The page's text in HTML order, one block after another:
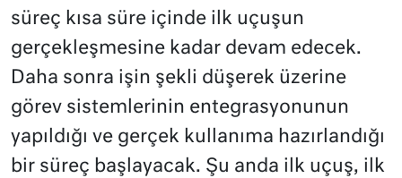
süreç kısa süre içinde ilk uçuşun
gerçekleşmesine kadar devam edecek.
Daha sonra işin şekli düşerek üzerine
görev sistemlerinin entegrasyonunun
yapıldığı ve gerçek kullanıma hazırlandığı
bir süreç başlayacak. Şu anda ilk uçuş, ilk